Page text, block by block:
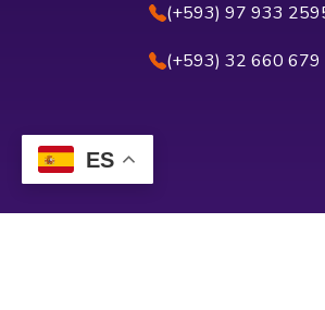
ES
(+593) 97 933
(+593) 32 660 679